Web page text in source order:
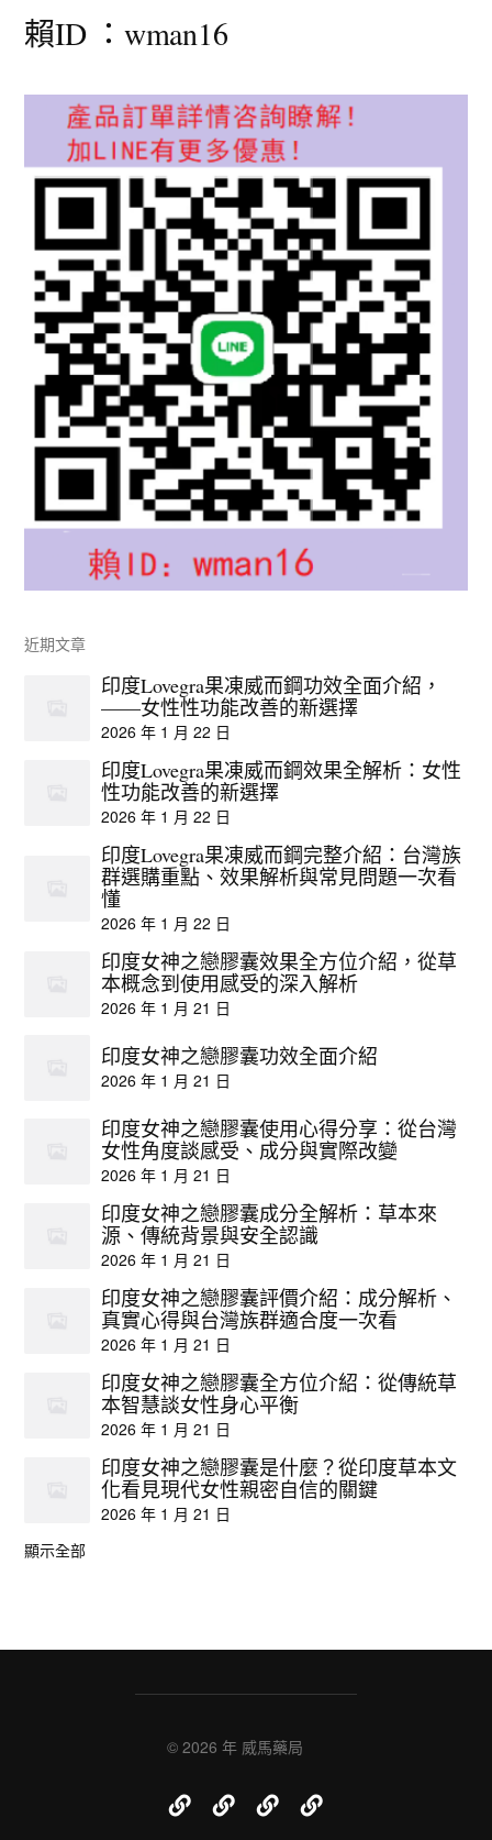
賴ID ：wman16
近期文章
印度Lovegra果凍威而鋼功效全面介紹，
——女性性功能改善的新選擇
2026 年 1 月 22 日
印度Lovegra果凍威而鋼效果全解析：女性
性功能改善的新選擇
2026 年 1 月 22 日
印度Lovegra果凍威而鋼完整介紹：台灣族
群選購重點、效果解析與常見問題一次看
懂
2026 年 1 月 22 日
印度女神之戀膠囊效果全方位介紹，從草
本概念到使用感受的深入解析
2026 年 1 月 21 日
印度女神之戀膠囊功效全面介紹
2026 年 1 月 21 日
印度女神之戀膠囊使用心得分享：從台灣
女性角度談感受、成分與實際改變
2026 年 1 月 21 日
印度女神之戀膠囊成分全解析：草本來
源、傳統背景與安全認識
2026 年 1 月 21 日
印度女神之戀膠囊評價介紹：成分解析、
真實心得與台灣族群適合度一次看
2026 年 1 月 21 日
印度女神之戀膠囊全方位介紹：從傳統草
本智慧談女性身心平衡
2026 年 1 月 21 日
印度女神之戀膠囊是什麼？從印度草本文
化看見現代女性親密自信的關鍵
2026 年 1 月 21 日
顯示全部
© 2026 年 威馬藥局